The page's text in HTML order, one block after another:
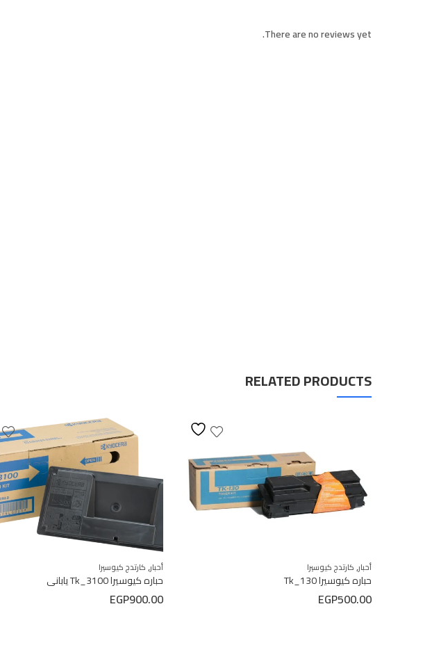
There are no reviews yet.
RELATED PRODUCTS
أحبار, كارتدج كيوسيرا
حباره كيوسيرا Tk_130
EGP500.00
أحبار, كارتدج كيوسيرا
حباره كيوسيرا Tk_3100 ياباني
EGP900.00